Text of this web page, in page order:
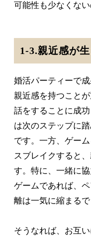
可能性も少なくない
1-3.親近感が
婚活パーティーで
親近感を持つこと
話をすることに成
は次のステップに
です。一方、ゲー
スブレイクすると
す。特に、一緒に
ゲームであれば、
離は一気に縮まるで
そうなれば、お互